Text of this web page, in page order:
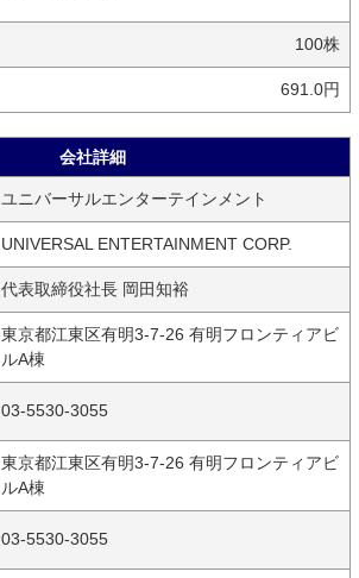
100株
691.0円
会社詳細
ユニバーサルエンターテインメント
UNIVERSAL ENTERTAINMENT CORP.
代表取締役社長 岡田知裕
東京都江東区有明3-7-26 有明フロンティアビ
ルA棟
03-5530-3055
東京都江東区有明3-7-26 有明フロンティアビ
ルA棟
03-5530-3055